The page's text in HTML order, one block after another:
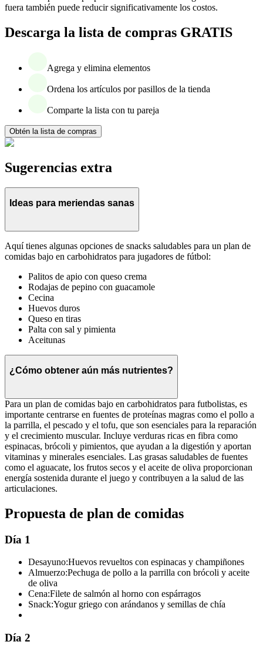
fuera también puede reducir significativamente los costos.
Descarga la lista de compras GRATIS
Agrega y elimina elementos
Ordena los artículos por pasillos de la tienda
Comparte la lista con tu pareja
Obtén la lista de compras
Sugerencias extra
Ideas para meriendas sanas
Aquí tienes algunas opciones de snacks saludables para un plan de
comidas bajo en carbohidratos para jugadores de fútbol:
Palitos de apio con queso crema
Rodajas de pepino con guacamole
Cecina
Huevos duros
Queso en tiras
Palta con sal y pimienta
Aceitunas
¿Cómo obtener aún más nutrientes?
Para un plan de comidas bajo en carbohidratos para futbolistas, es
importante centrarse en fuentes de proteínas magras como el pollo a
la parrilla, el pescado y el tofu, que son esenciales para la reparación
y el crecimiento muscular. Incluye verduras ricas en fibra como
espinacas, brócoli y pimientos, que ayudan a la digestión y aportan
vitaminas y minerales esenciales. Las grasas saludables de fuentes
como el aguacate, los frutos secos y el aceite de oliva proporcionan
energía sostenida durante el juego y contribuyen a la salud de las
articulaciones.
Propuesta de plan de comidas
Día 1
Desayuno:Huevos revueltos con espinacas y champiñones
Almuerzo:Pechuga de pollo a la parrilla con brócoli y aceite
de oliva
Cena:Filete de salmón al horno con espárragos
Snack:Yogur griego con arándanos y semillas de chía
Día 2